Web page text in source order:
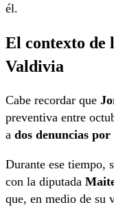
él.
El contexto de
Valdivia
Cabe recordar que
preventiva entre
a dos denuncias
Durante ese tiempo,
con la diputada
que, en medio de su